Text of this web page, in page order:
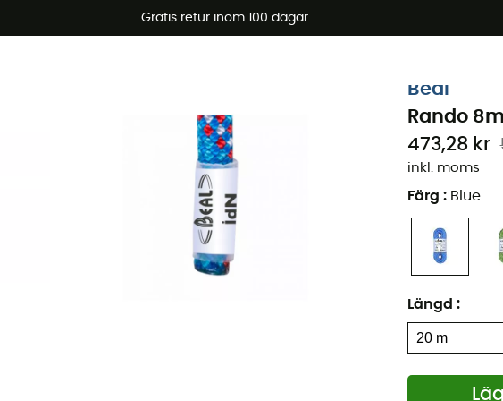
Gratis retur inom 100 dagar
Sommarerbjudanden 🔥 -5 % EXTRA vid köp av 2 produkter* kod Summer5
Beal
Rando
473,28 kr
inkl. moms
Färg : Blue
Längd :